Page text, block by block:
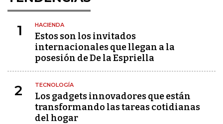
1 HACIENDA
Estos son los invitados
internacionales que llegan a la
posesión de De la Espriella
2 TECNOLOGÍA
Los gadgets innovadores que están
transformando las tareas cotidianas
del hogar